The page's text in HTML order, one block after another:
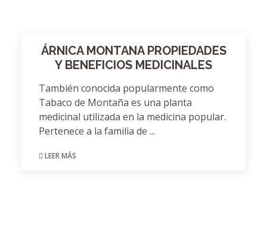
ÁRNICA MONTANA PROPIEDADES
Y BENEFICIOS MEDICINALES
También conocida popularmente como
Tabaco de Montaña es una planta
medicinal utilizada en la medicina popular.
Pertenece a la familia de ...
LEER MÁS